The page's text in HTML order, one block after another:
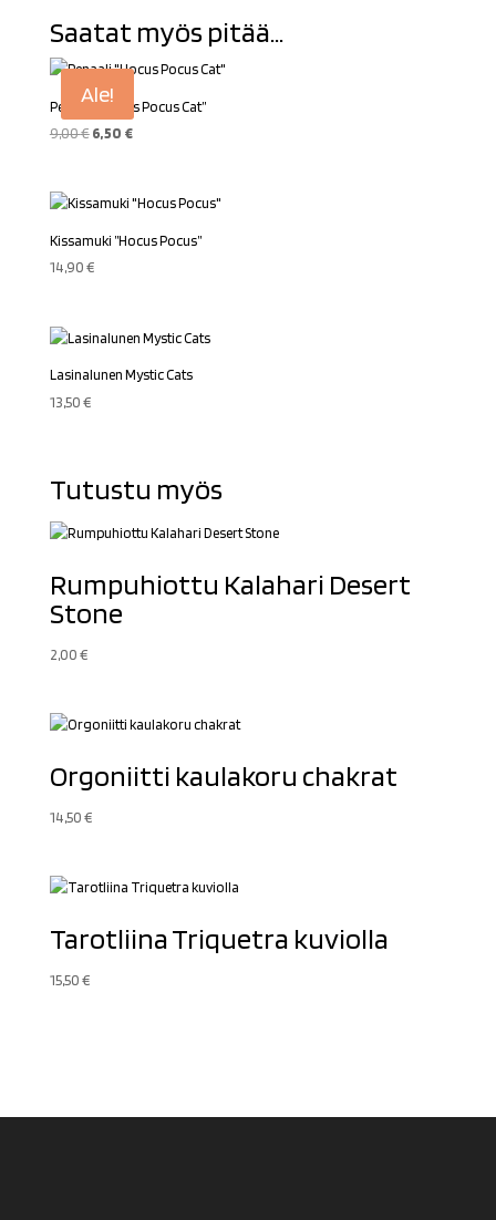
Saatat myös pitää...
Ale!
Penaali ”Hocus Pocus Cat”
9,00€ Alkuperäinen
9,00 €.
6,50 €Nykyinen
6,50 €.
Kissamuki ”Hocus Pocus”
14,90€
Lasinalunen Mystic Cats
13,50€
Tutustu myös
Rumpuhiottu Kalahari Desert
Stone
2,00€
Orgoniitti kaulakoru chakrat
14,50€
Tarotliina Triquetra kuviolla
15,50€